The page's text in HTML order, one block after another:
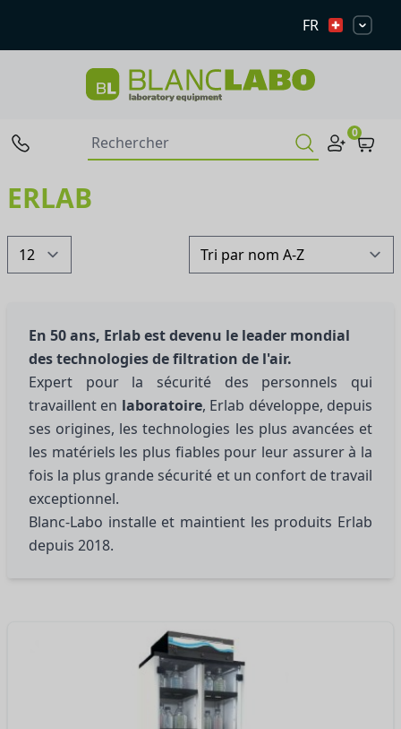
FR
0
ERLAB
En 50 ans, Erlab est devenu le leader mondial
des technologies de filtration de l'air.
Expert pour la sécurité des personnels qui
travaillent en laboratoire, Erlab développe, depuis
ses origines, les technologies les plus avancées et
les matériels les plus fiables pour leur assurer à la
fois la plus grande sécurité et un confort de travail
exceptionnel.
Blanc-Labo installe et maintient les produits Erlab
depuis 2018.